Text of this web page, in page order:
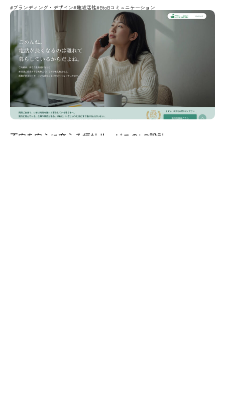
#ブランディング・デザイン#地域活性#BtoBコミュニケーション
不安を安心に変える福祉サービスのLP設計